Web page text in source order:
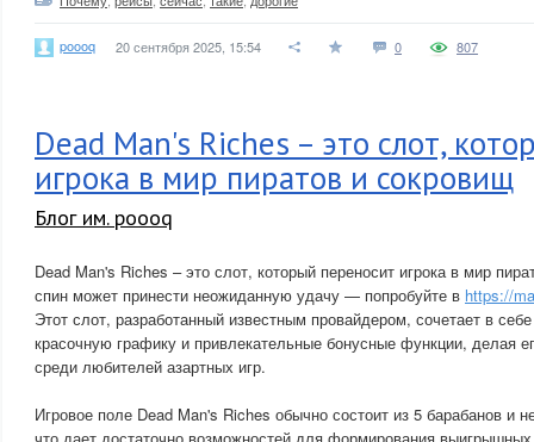
poooq 20 сентября 2025, 15:54 0 807
Dead Man's Riches – это слот,
игрока в мир пиратов и сокровищ
Блог им. poooq
Dead Man's Riches – это слот, который переносит игрока в мир
спин может принести неожиданную удачу — попробуйте в https://
Этот слот, разработанный известным провайдером, сочетает в
красочную графику и привлекательные бонусные функции, делая
среди любителей азартных игр.
Игровое поле Dead Man's Riches обычно состоит из 5 барабанов и